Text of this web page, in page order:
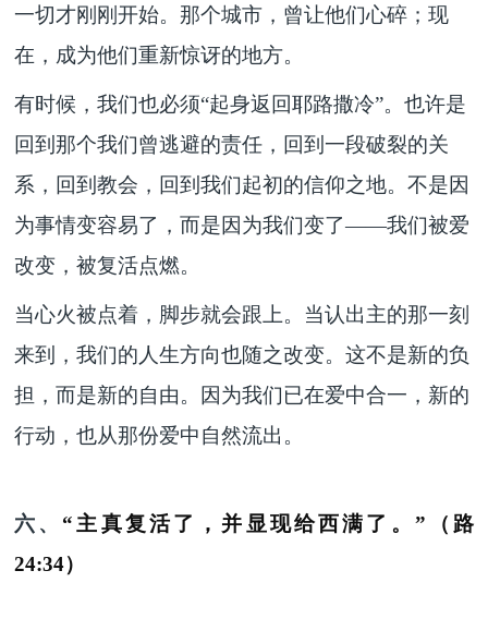
一切才刚刚开始。那个城市，曾让他们心碎；现
在，成为他们重新惊讶的地方。
有时候，我们也必须“起身返回耶路撒冷”。也许是
回到那个我们曾逃避的责任，回到一段破裂的关
系，回到教会，回到我们起初的信仰之地。不是因
为事情变容易了，而是因为我们变了——我们被爱
改变，被复活点燃。
当心火被点着，脚步就会跟上。当认出主的那一刻
来到，我们的人生方向也随之改变。这不是新的负
担，而是新的自由。因为我们已在爱中合一，新的
行动，也从那份爱中自然流出。
六、 “主真复活了，并显现给西满了。 ”（路
24:34）